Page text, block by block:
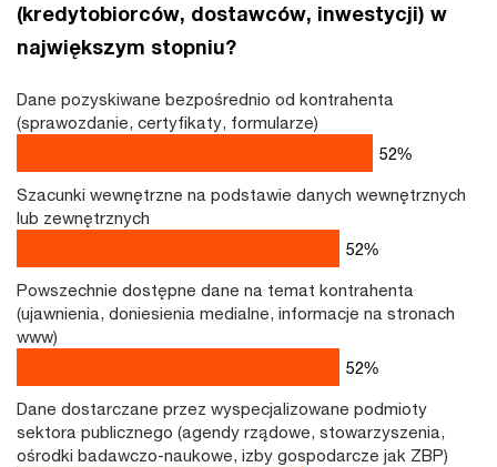
(kredytobiorców, dostawców, inwestycji) w
największym stopniu?
Dane pozyskiwane bezpośrednio od kontrahenta
(sprawozdanie, certyfikaty, formularze)
Szacunki wewnętrzne na podstawie danych wewnętrznych
lub zewnętrznych
Powszechnie dostępne dane na temat kontrahenta
(ujawnienia, doniesienia medialne, informacje na stronach
www)
Dane dostarczane przez wyspecjalizowane podmioty
sektora publicznego (agendy rządowe, stowarzyszenia,
ośrodki badawczo-naukowe, izby gospodarcze jak ZBP)